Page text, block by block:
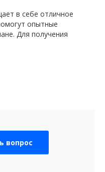
в себе отличное
опытные
Для получения
вопрос